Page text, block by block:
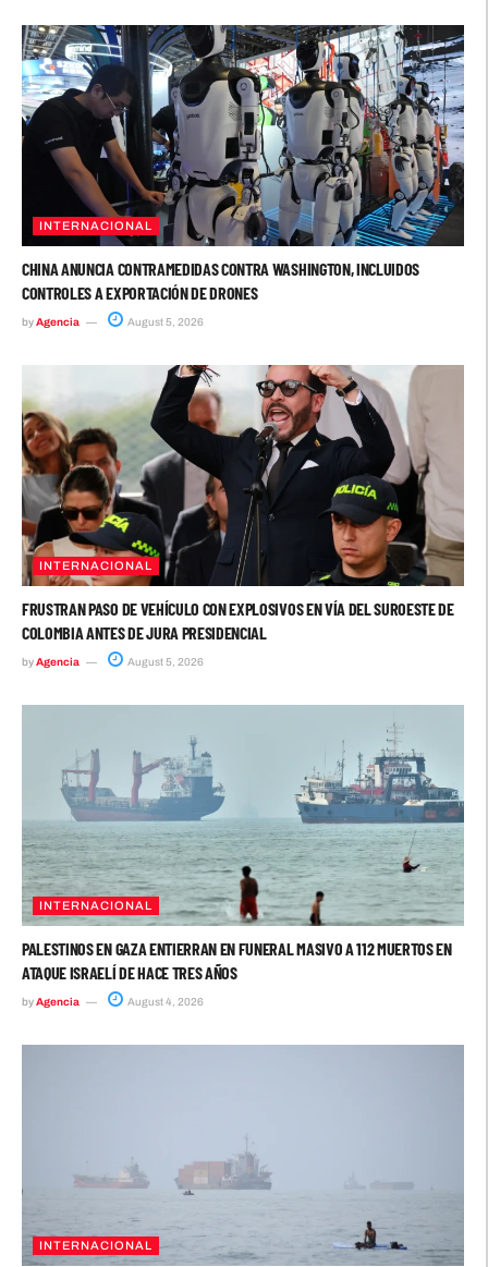
INTERNACIONAL
CHINA ANUNCIA CONTRAMEDIDAS CONTRA WASHINGTON, INCLUIDOS
CONTROLES A EXPORTACIÓN DE DRONES
byAgencia August 5, 2026
INTERNACIONAL
FRUSTRAN PASO DE VEHÍCULO CON EXPLOSIVOS EN VÍA DEL SUROESTE DE
COLOMBIA ANTES DE JURA PRESIDENCIAL
byAgencia August 5, 2026
INTERNACIONAL
PALESTINOS EN GAZA ENTIERRAN EN FUNERAL MASIVO A 112 MUERTOS EN
ATAQUE ISRAELÍ DE HACE TRES AÑOS
byAgencia August 4, 2026
INTERNACIONAL